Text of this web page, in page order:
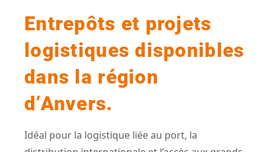
Entrepôts et projets
logistiques disponibles
dans la région
d’Anvers.
Idéal pour la logistique liée au port, la